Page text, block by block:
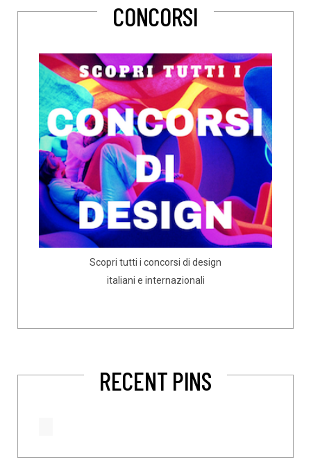
CONCORSI
Scopri tutti i concorsi di design
italiani e internazionali
RECENT PINS